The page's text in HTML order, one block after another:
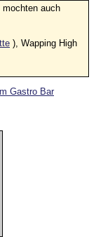
mochten auch
), Wapping High
Gastro Bar